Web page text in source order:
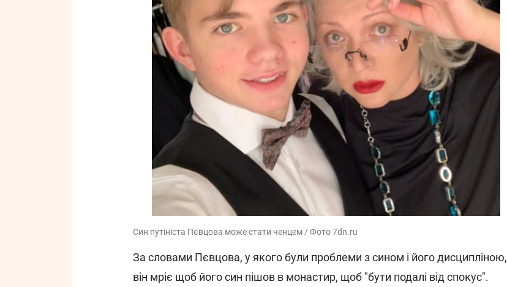
Син путініста Пєвцова може стати ченцем / Фото 7dn.ru
За словами Пєвцова, у якого були проблеми з сином і його дисципліною,
він мріє щоб його син пішов в монастир, щоб "бути подалі від спокус".